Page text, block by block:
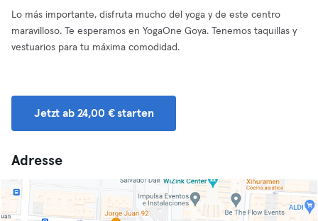
Lo más importante, disfruta mucho del yoga y de este centro
maravilloso. Te esperamos en YogaOne Goya. Tenemos taquillas y
vestuarios para tu máxima comodidad.
Jetzt ab 24,00 € starten
Adresse